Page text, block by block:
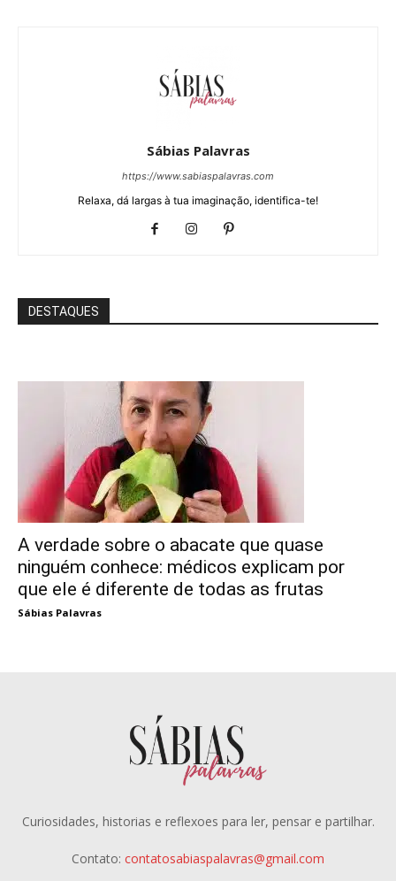
Sábias Palavras
https://www.sabiaspalavras.com
Relaxa, dá largas à tua imaginação, identifica-te!
DESTAQUES
A verdade sobre o abacate que quase
ninguém conhece: médicos explicam por
que ele é diferente de todas as frutas
Sábias Palavras
Curiosidades, historias e reflexoes para ler, pensar e partilhar.
Contato: contatosabiaspalavras@gmail.com